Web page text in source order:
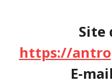
Site
https://
E-